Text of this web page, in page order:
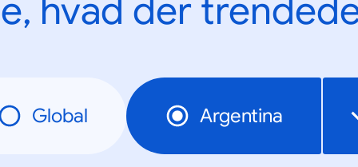
hvad der
Global Argentina